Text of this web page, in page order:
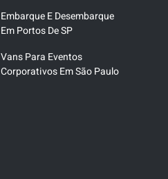
Embarque E Desembarque
Em Portos De SP
Vans Para Eventos
Corporativos Em São Paulo